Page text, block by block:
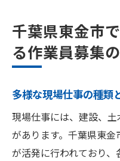
く方法
未経験者でも
現場仕事で得
高収入を目指す現
の磨き方
現場作業員に
千葉県東金市
る作業員募集
多様な現場仕事の種類
現場仕事には、建設、
があります。千葉県東
が活発に行われており